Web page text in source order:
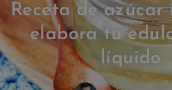
Receta de azúcar
elabora tu
líquido